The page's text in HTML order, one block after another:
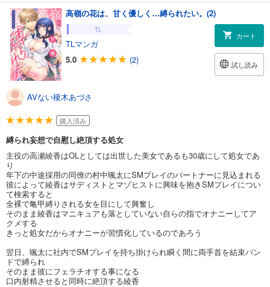
高嶺の花は、甘く優しく…縛られたい。(2)
TL
TLマンガ
5.0
(2)
カート
試し読み
AVない榎木あづさ
購入済み
縛られ妄想で自慰し絶頂する処女
主役の高瀬綾香はOLとしては出世した美女であるも30歳にして処女であ
り
年下の中途採用の同僚の村中颯太にSMプレイのパートナーに見込まれる
彼によって綾香はサディストとマゾヒストに興味を抱きSMプレイについ
て検索すると
全裸で亀甲縛りされる女を目にして興奮し
そのまま綾香はマニキュアも落としていない自らの指でオナニーしてア
クメする
きっと処女だからオナニーが習慣化しているのであろう
翌日、颯太に社内でSMプレイを持ち掛けられ瞬く間に両手首を結束バン
ドで縛られ
そのまま彼にフェラチオする事になる
口内射精させると同時に絶頂する綾香